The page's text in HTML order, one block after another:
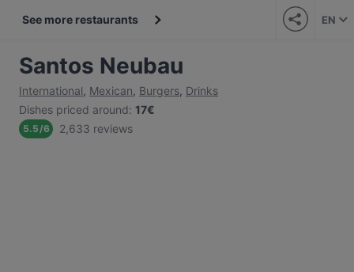
See more restaurants EN
Santos Neubau
International, Mexican, Burgers, Drinks
Dishes priced around: 17€
5.5/6 2,633 reviews